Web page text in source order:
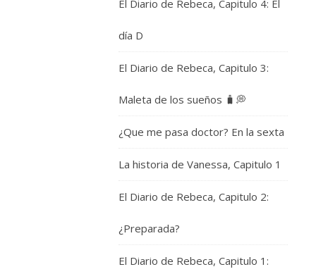
El Diario de Rebeca, Capitulo 4: El
día D
El Diario de Rebeca, Capitulo 3:
Maleta de los sueños 🧳💭
¿Que me pasa doctor? En la sexta
La historia de Vanessa, Capitulo 1
El Diario de Rebeca, Capitulo 2:
¿Preparada?
El Diario de Rebeca, Capitulo 1: